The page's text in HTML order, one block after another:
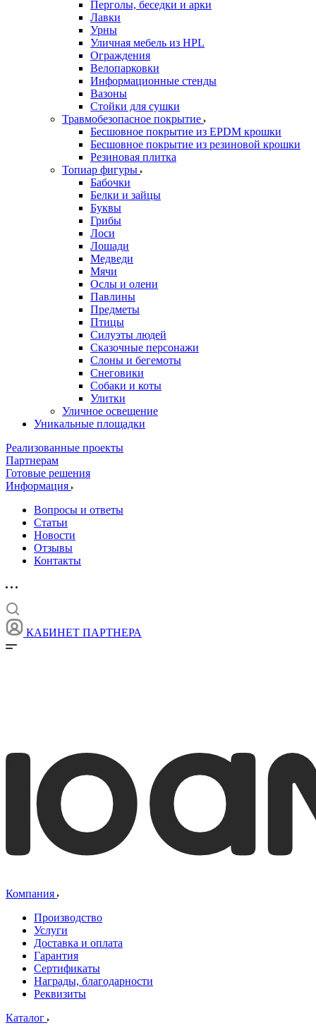
Перголы, беседки и арки
Лавки
Урны
Уличная мебель из HPL
Ограждения
Велопарковки
Информационные стенды
Вазоны
Стойки для сушки
Травмобезопасное покрытие
Бесшовное покрытие из EPDM крошки
Бесшовное покрытие из резиновой крошки
Резиновая плитка
Топиар фигуры
Бабочки
Белки и зайцы
Буквы
Грибы
Лоси
Лошади
Медведи
Мячи
Ослы и олени
Павлины
Предметы
Птицы
Силуэты людей
Сказочные персонажи
Слоны и бегемоты
Снеговики
Собаки и коты
Улитки
Уличное освещение
Уникальные площадки
Реализованные проекты
Партнерам
Готовые решения
Информация
Вопросы и ответы
Статьи
Новости
Отзывы
Контакты
КАБИНЕТ ПАРТНЕРА
Компания
Производство
Услуги
Доставка и оплата
Гарантия
Сертификаты
Награды, благодарности
Реквизиты
Каталог